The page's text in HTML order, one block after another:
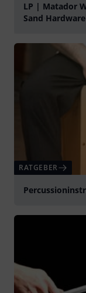
LP | Matador
Sand
RATGEBER